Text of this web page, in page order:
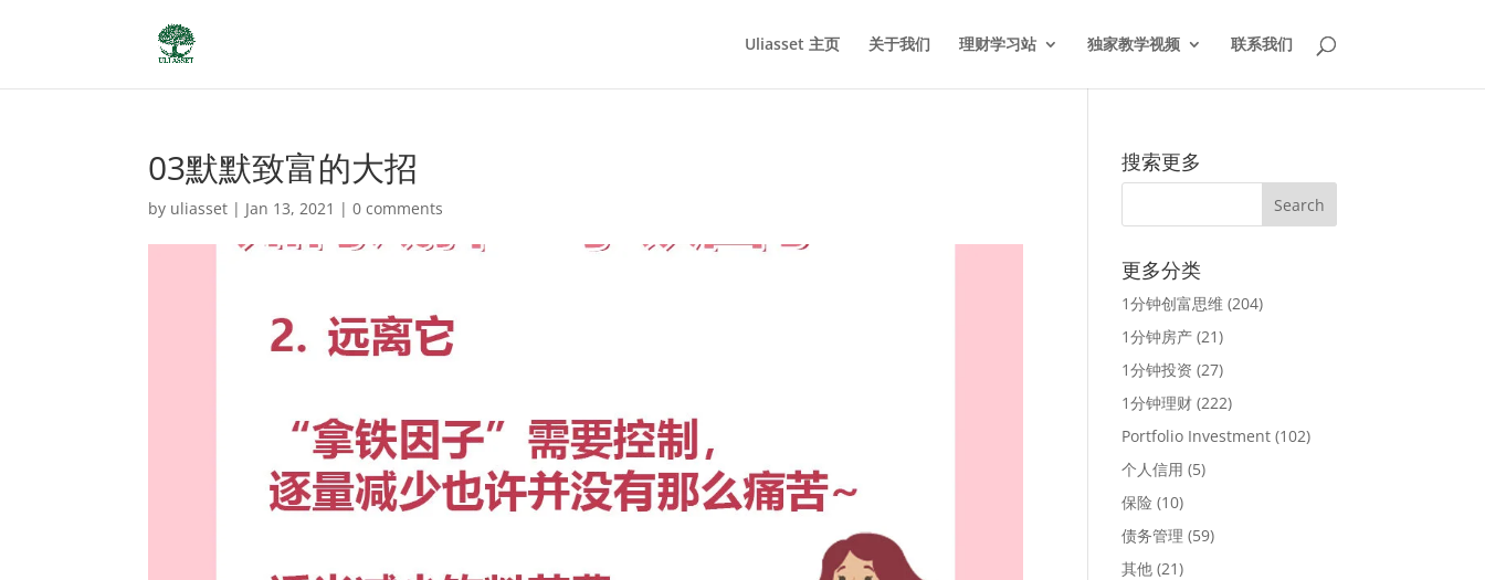
Uliasset 主页 关于我们 理财学习站 独家教学视频 联系我们
03默默致富的大招
by uliasset | Jan 13, 2021 |0 comments
搜索更多
更多分类
1分钟创富思维 (204)
1分钟房产 (21)
1分钟投资 (27)
1分钟理财 (222)
Portfolio Investment (102)
个人信用 (5)
保险 (10)
债务管理 (59)
其他 (21)